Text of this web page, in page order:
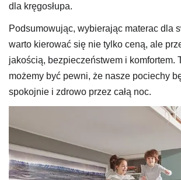
dla kręgosłupa.
Podsumowując, wybierając materac dla
warto kierować się nie tylko ceną, ale
jakością, bezpieczeństwem i komfortem.
możemy być pewni, że nasze pociechy
spokojnie i zdrowo przez całą noc.